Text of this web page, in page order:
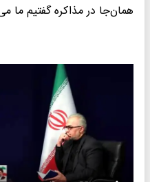
همان‌جا در مذاکره گفتیم ما